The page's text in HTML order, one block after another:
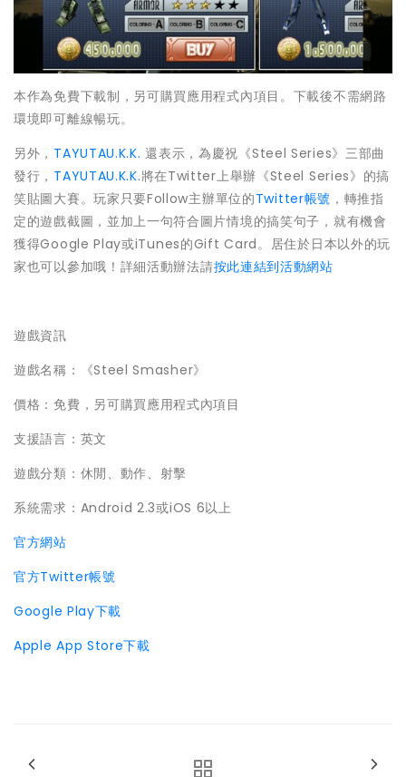
本作為免費下載制，另可購買應用程式內項目。下載後不需網路
環境即可離線暢玩。
另外， TAYUTAU.K.K. 還表示，為慶祝《Steel Series》三部曲
發行， TAYUTAU.K.K.將在Twitter上舉辦《Steel Series》的搞
笑貼圖大賽。玩家只要Follow主辦單位的Twitter帳號 ，轉推指
定的遊戲截圖，並加上一句符合圖片情境的搞笑句子，就有機會
獲得Google Play或iTunes的Gift Card。居住於日本以外的玩
家也可以參加哦！詳細活動辦法請按此連結到活動網站
遊戲資訊
遊戲名稱：《Steel Smasher》
價格：免費，另可購買應用程式內項目
支援語言：英文
遊戲分類：休閒、動作、射擊
系統需求：Android 2.3或iOS 6以上
官方網站
官方Twitter帳號
Google Play下載
Apple App Store下載